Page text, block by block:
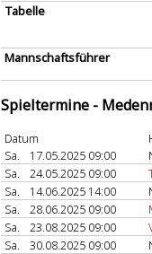
Tabelle
Mannschaftsführer
Spieltermine -
Datum
Sa.
17.05.2025 09:00
Sa.
24.05.2025 09:00
Sa.
14.06.2025 14:00
Sa.
28.06.2025 09:00
Sa.
23.08.2025 09:00
Sa.
30.08.2025 09:00